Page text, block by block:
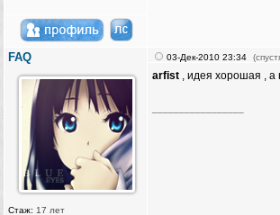
FAQ
Стаж: 17 лет
03-Дек-2010 23:34
arfist , идея хорошая , а